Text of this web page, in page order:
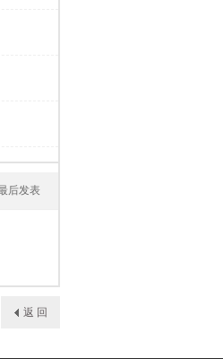
后发表
返 回